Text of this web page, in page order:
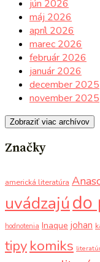
jún 2026
máj 2026
apríl 2026
marec 2026
február 2026
január 2026
december 2025
november 2025
Zobraziť viac archívov
Značky
americká literatúra
uvádzajúdo
hodnotenia Inaque johan
tipy komiks